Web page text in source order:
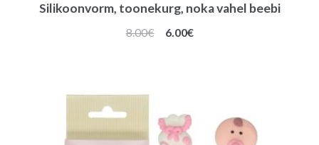
Silikoonvorm, toonekurg, noka vahel beebi
8.00€
Algne
6.00€Praegune